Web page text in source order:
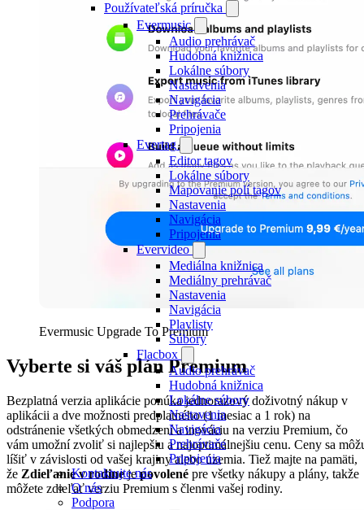
Používateľská príručka
Evermusic
Audio prehrávač
Hudobná knižnica
Lokálne súbory
Nastavenia
Navigácia
Prehrávače
Pripojenia
Evertag
Editor tagov
Lokálne súbory
Mapovanie polí tagov
Nastavenia
Navigácia
Pripojenia
Evervideo
Mediálna knižnica
Mediálny prehrávač
Nastavenia
Navigácia
Playlisty
Súbory
Flacbox
Audio prehrávač
Hudobná knižnica
Lokálne súbory
Nastavenia
Navigácia
Prehrávače
Pripojenia
Kontaktujte nás
O nás
Podpora
Evermusic Upgrade To Premium
Vyberte si váš plán Premium
Bezplatná verzia aplikácie ponúka jednorazový doživotný nákup v
aplikácii a dve možnosti predplatného (1 mesiac a 1 rok) na
odstránenie všetkých obmedzení a inováciu na verziu Premium, čo
vám umožní zvoliť si najlepšiu a najoptimálnejšiu cenu. Ceny sa
líšiť v závislosti od vašej krajiny alebo územia. Tiež majte na pamäti,
že Zdieľanie v rodinejepovolené pre všetky nákupy a plány, takže
môžete zdieľať verziu Premium s členmi vašej rodiny.